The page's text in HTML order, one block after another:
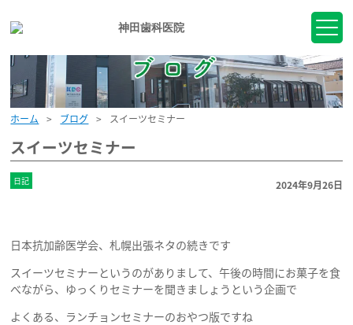
トップ
院長挨拶
お問い合わせ
ブログ
ホーム ブログ スイーツセミナー
スイーツセミナー
日記 2024年9月26日
日本抗加齢医学会、札幌出張ネタの続きです
スイーツセミナーというのがありまして、午後の時間にお菓子を食
べながら、ゆっくりセミナーを聞きましょうという企画で
よくある、ランチョンセミナーのおやつ版ですね